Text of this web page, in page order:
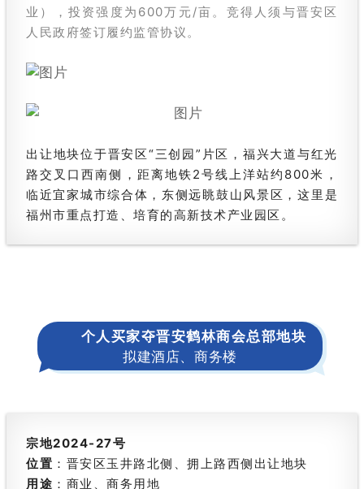
业），投资强度为600万元/亩。竞得人须与晋安区
人民政府签订履约监管协议。
出让地块位于晋安区“三创园”片区，福兴大道与红光
路交叉口西南侧，距离地铁2号线上洋站约800米，
临近宜家城市综合体，东侧远眺鼓山风景区，这里是
福州市重点打造、培育的高新技术产业园区。
个人买家夺晋安鹤林商会总部地块
拟建酒店、商务楼
宗地2024-27号
位置 ：晋安区玉井路北侧、拥上路西侧出让地块
用途 ：商业、商务用地